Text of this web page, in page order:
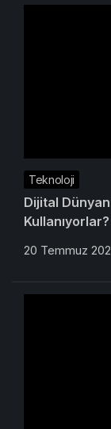
Teknoloji
Dijital
Kullanıyorlar?
20 Temmuz